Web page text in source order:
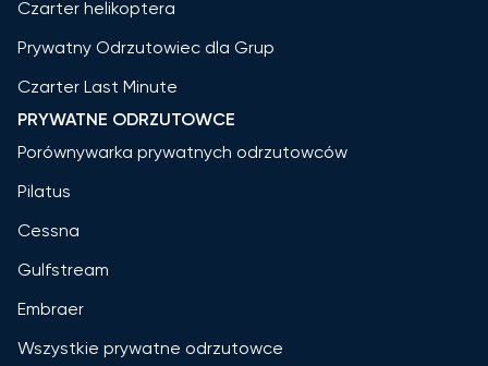
Czarter helikoptera
Prywatny Odrzutowiec dla Grup
Czarter Last Minute
PRYWATNE ODRZUTOWCE
Porównywarka prywatnych odrzutowców
Pilatus
Cessna
Gulfstream
Embraer
Wszystkie prywatne odrzutowce